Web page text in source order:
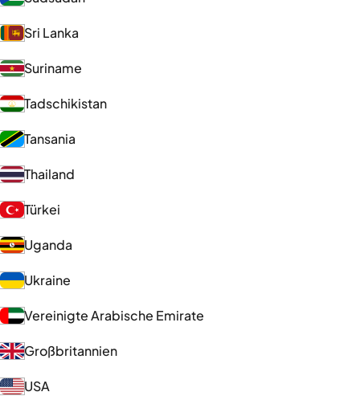
Sri Lanka
Suriname
Tadschikistan
Tansania
Thailand
Türkei
Uganda
Ukraine
Vereinigte Arabische Emirate
Großbritannien
USA